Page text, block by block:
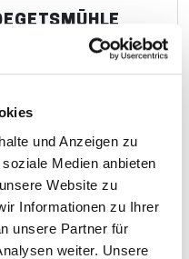
und Anzeigen zu
Medien anbieten
Website zu
Informationen zu Ihrer
unsere Partner für
weiter. Unsere
in der Rhön DE